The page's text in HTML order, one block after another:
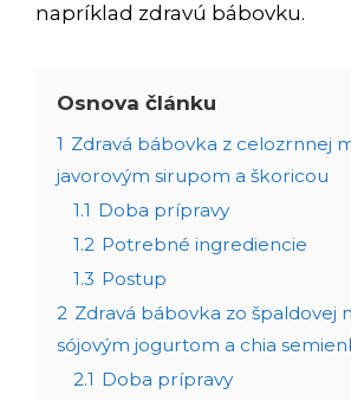
napríklad zdravú bábovku.
Osnova článku
1 Zdravá bábovka z celozrnnej
javorovým sirupom a škoricou
1.1 Doba prípravy
1.2 Potrebné ingrediencie
1.3 Postup
2 Zdravá bábovka zo špaldovej
sójovým jogurtom a chia
2.1 Doba prípravy